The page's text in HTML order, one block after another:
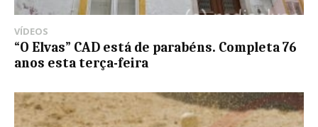
VÍDEOS
“O Elvas” CAD está de parabéns. Completa 76
anos esta terça-feira